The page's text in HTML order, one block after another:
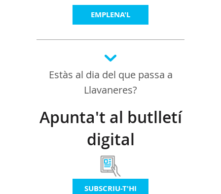
EMPLENA'L
Estàs al dia del que passa a
Llavaneres?
Apunta't al butlletí
digital
SUBSCRIU-T'HI